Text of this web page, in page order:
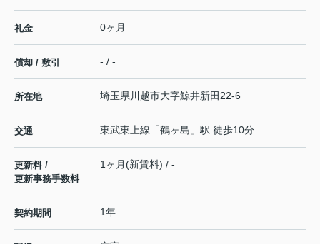
礼金 0ヶ月
償却 / 敷引 - / -
所在地 埼玉県 川越市大字鯨井新田 22-6
交通 東武東上線 「鶴ヶ島 」駅 徒歩10分
更新料 /
更新事務手数料
1ヶ月(新賃料) / -
契約期間 1年